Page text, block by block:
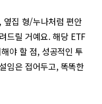
옆집 형/누나처럼 편안
드릴 거예요. 해당 ETF
야 할 점, 성공적인 투
임은 접어두고, 똑똑한